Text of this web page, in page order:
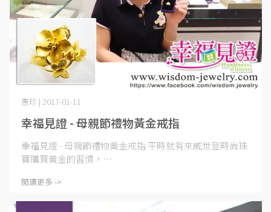
幸福見證 - 母親節禮物黃金戒指
惠珍 | 2017-01-11
幸福見證 - 母親節禮物黃金戒指 平時就有來威世登時尚珠
寶購買黃金的習慣，⋯
閱讀更多 ->